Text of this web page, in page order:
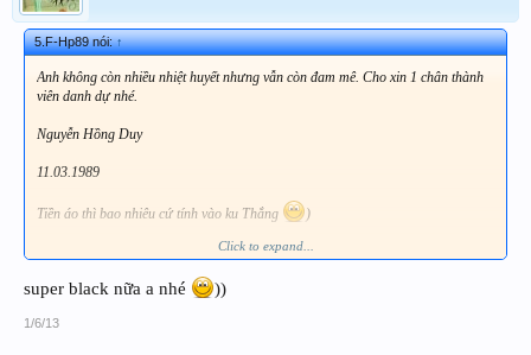
5.F-Hp89 nói:↑
Anh không còn nhiều nhiệt huyết nhưng vẫn còn đam mê. Cho xin 1 chân thành
viên danh dự nhé.
Nguyễn Hồng Duy
11.03.1989
Tiền áo thì bao nhiêu cứ tính vào ku Thắng )
Hòa ở trên Hn,có gì lựa giúp anh vs Thắng 3-4 cặp cá tuyển chọn giống tốt nhá.
vàng,đỏ,đen,cam,rồng mg,...
Click to expand...
super black nữa a nhé ))
1/6/13